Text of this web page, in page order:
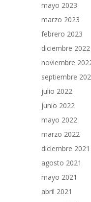
mayo 2023
marzo 2023
febrero 2023
diciembre 2022
noviembre
septiembre
julio 2022
junio 2022
mayo 2022
marzo 2022
diciembre 2021
agosto 2021
mayo 2021
abril 2021